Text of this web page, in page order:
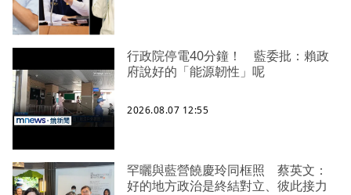
行政院停電40分鐘！ 藍委批：賴政
府說好的「能源韌性」呢
2026.08.07 12:55
罕曬與藍營饒慶玲同框照 蔡英文：
好的地方政治是終結對立、彼此接力